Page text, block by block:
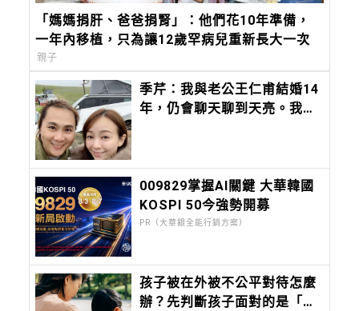
「媽媽捐肝、爸爸捐腎」：他們花10年準備，
一年內移植，只為讓12歲罕病兒重新長大一次
親子
季芹：我與老公王仁甫結婚14
年，仍會聊天聊到天亮。我們
009829掌握AI關鍵 大華韓國
KOSPI 50今強勢開募
PR（大華銀全能行銷方案）
孩子被在外被不公平對待怎麼
辦？先判斷孩子面對的是「不